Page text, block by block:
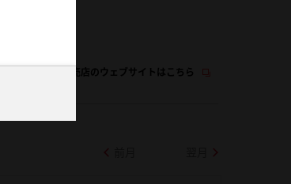
この販売店のウェブサイトはこちら